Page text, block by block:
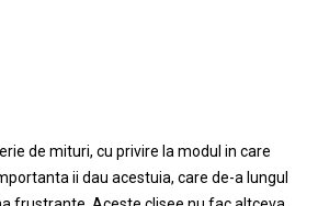
de mituri, cu privire la modul in care
ii dau acestuia, care de-a lungul